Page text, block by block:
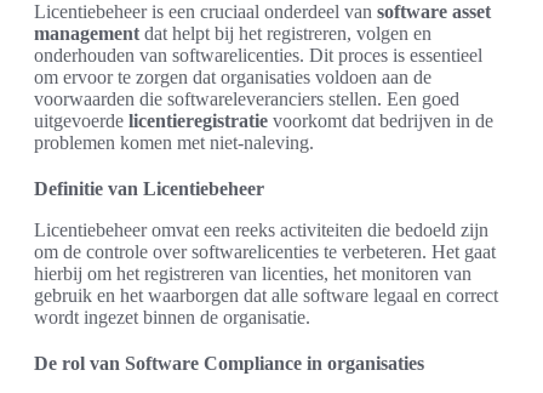
Licentiebeheer is een cruciaal onderdeel van software asset
management dat helpt bij het registreren, volgen en
onderhouden van softwarelicenties. Dit proces is essentieel
om ervoor te zorgen dat organisaties voldoen aan de
voorwaarden die softwareleveranciers stellen. Een goed
uitgevoerde licentieregistratie voorkomt dat bedrijven in de
problemen komen met niet-naleving.
Definitie van Licentiebeheer
Licentiebeheer omvat een reeks activiteiten die bedoeld zijn
om de controle over softwarelicenties te verbeteren. Het gaat
hierbij om het registreren van licenties, het monitoren van
gebruik en het waarborgen dat alle software legaal en correct
wordt ingezet binnen de organisatie.
De rol van Software Compliance in organisaties